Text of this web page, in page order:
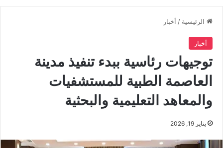
الرئيسية / أخبار
أخبار
توجيهات رئاسية ببدء تنفيذ مدينة
العاصمة الطبية للمستشفيات
والمعاهد التعليمية والبحثية
يناير 19, 2026